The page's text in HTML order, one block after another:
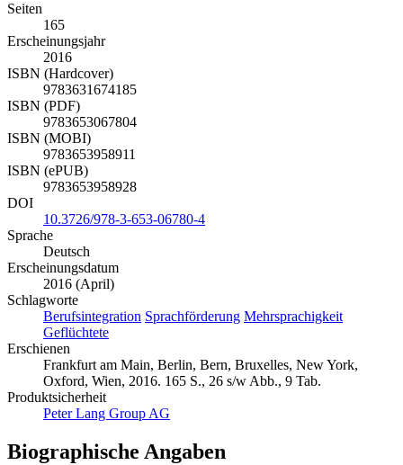
Seiten
165
Erscheinungsjahr
2016
ISBN (Hardcover)
9783631674185
ISBN (PDF)
9783653067804
ISBN (MOBI)
9783653958911
ISBN (ePUB)
9783653958928
DOI
10.3726/978-3-653-06780-4
Sprache
Deutsch
Erscheinungsdatum
2016 (April)
Schlagworte
Berufsintegration Sprachförderung Mehrsprachigkeit
Geflüchtete
Erschienen
Frankfurt am Main, Berlin, Bern, Bruxelles, New York,
Oxford, Wien, 2016. 165 S., 26 s/w Abb., 9 Tab.
Produktsicherheit
Peter Lang Group AG
Biographische Angaben